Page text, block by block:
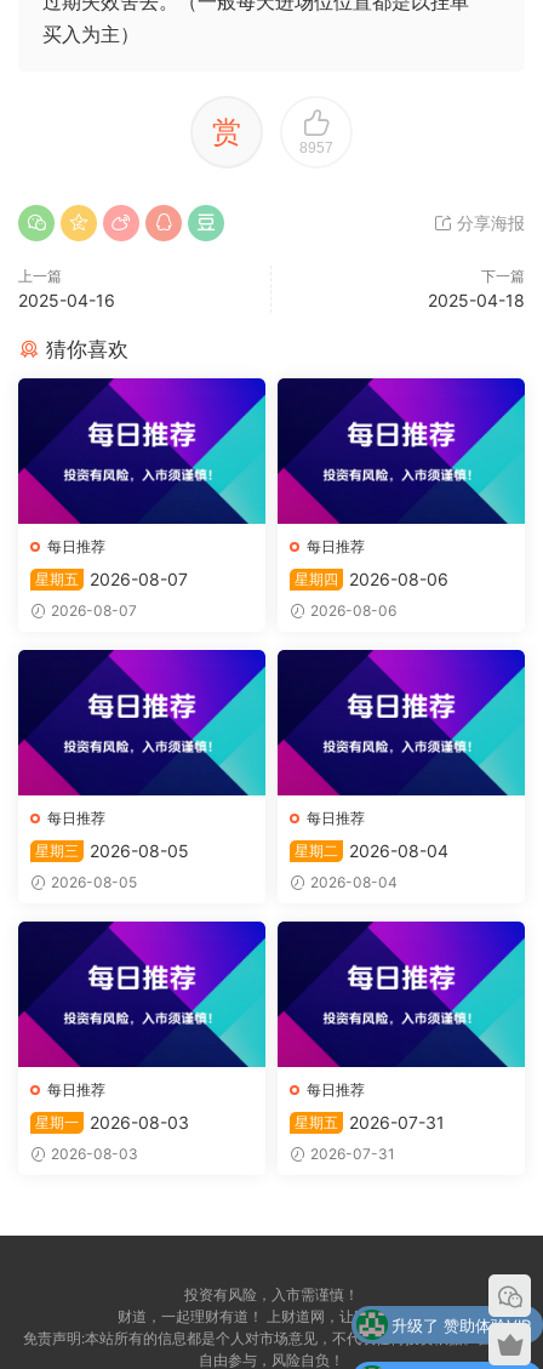
买入为主）
赏 8957
分享海报
上一篇
2025-04-16
下一篇
2025-04-18
猜你喜欢
每日推荐
星期五
2026-08-07
2026-08-07
每日推荐
星期四
2026-08-06
2026-08-06
每日推荐
星期三
2026-08-05
2026-08-05
每日推荐
星期二
2026-08-04
2026-08-04
每日推荐
星期一
2026-08-03
2026-08-03
每日推荐
星期五
2026-07-31
2026-07-31
投资有风险，入市需谨慎！
财道，一起理财有道！ 上财道网，让财富上道！
免责声明:本站所有的信息都是个人对市场意见，不代表任何投资依据。自愿，
自由参与，风险自负！
升级了 赞助体验VIP